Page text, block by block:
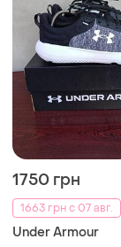
1750 грн
1663 грн с 07 авг.
Under Armour